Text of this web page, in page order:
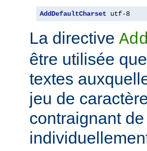
AddDefaultCharset utf-8
La directive
être utilisée
textes
jeu de
contraignant